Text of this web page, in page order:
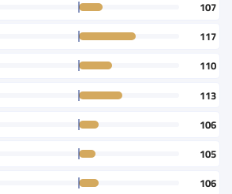
107
117
110
113
106
105
106